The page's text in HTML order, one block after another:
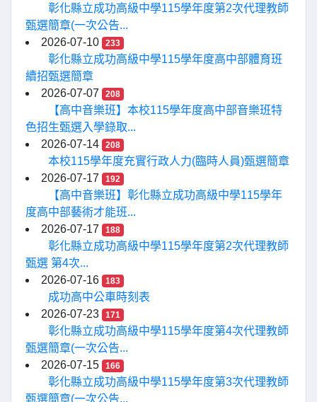
彰化縣立成功高級中學115學年度第2次代理教師
甄選簡章(一次公告...
2026-07-10
233
彰化縣立成功高級中學115學年度高中部體育班
續招甄選簡章
2026-07-07
208
【高中音樂班】本校115學年度高中部音樂班特
色招生甄選入學錄取...
2026-07-14
208
本校115學年度充實行政人力(臨時人員)甄選簡章
2026-07-17
192
【高中音樂班】彰化縣立成功高級中學115學年
度高中部藝術才能班...
2026-07-17
188
彰化縣立成功高級中學115學年度第2次代理教師
甄選 第4次...
2026-07-16
183
成功高中公車時刻表
2026-07-23
171
彰化縣立成功高級中學115學年度第4次代理教師
甄選簡章(一次公告...
2026-07-15
166
彰化縣立成功高級中學115學年度第3次代理教師
甄選簡章(一次公告...